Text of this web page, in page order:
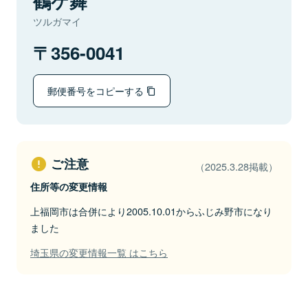
ツルガマイ
356-0041
郵便番号をコピーする
ご注意 （2025.3.28掲載）
住所等の変更情報
上福岡市は合併により2005.10.01からふじみ野市になり
ました
埼玉県の変更情報一覧 はこちら